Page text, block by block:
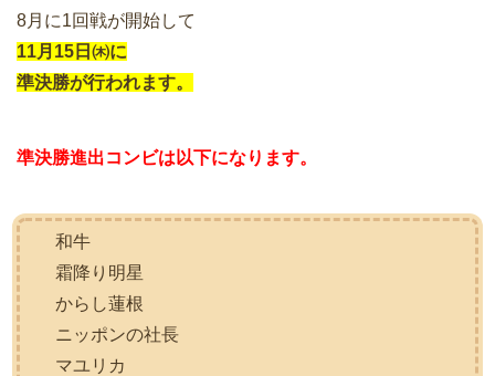
8月に1回戦が開始して
11月15日㈭に
準決勝が行われます。
準決勝進出コンビは以下になります。
和牛
霜降り明星
からし蓮根
ニッポンの社長
マユリカ